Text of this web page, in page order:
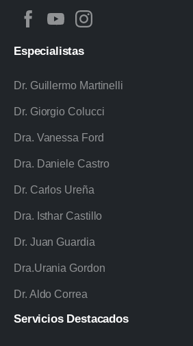
Especialistas
Dr. Guillermo Martinelli
Dr. Giorgio Colucci
Dra. Vanessa Ford
Dra. Daniele Castro
Dr. Carlos Ureña
Dra. Isthar Castillo
Dr. Juan Guardia
Dra.Urania Gordon
Dr. Aldo Correa
Servicios Destacados